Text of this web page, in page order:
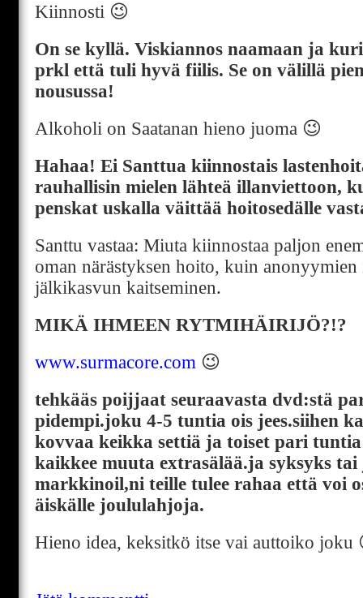
Kiinnosti 😉
On se kyllä. Viskiannos naamaan ja
prkl että tuli hyvä fiilis. Se on välillä
nousussa!
Alkoholi on Saatanan hieno juoma 😉
Hahaa! Ei Santtua kiinnostais
rauhallisin mielen lähteä illanviettoon,
penskat uskalla väittää hoitosedälle
Santtu vastaa: Miuta kiinnostaa paljon
oman närästyksen hoito, kuin
jälkikasvun kaitseminen.
MIKÄ IHMEEN RYTMIHÄIRIJÖ?!?
www.surmacore.com 😉
tehkääs poijjaat seuraavasta dvd:stä
pidempi.joku 4-5 tuntia ois jees.siihen
kovvaa keikka settiä ja toiset pari
kaikkee muuta extrasälää.ja syksyks
markkinoil,ni teille tulee rahaa että voi
äiskälle joululahjoja.
Hieno idea, keksitkö itse vai auttoiko joku